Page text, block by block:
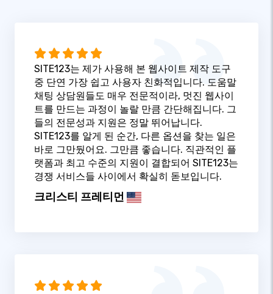
SITE123는 제가 사용해 본 웹사이트 제작 도구
중 단연 가장 쉽고 사용자 친화적입니다. 도움말
채팅 상담원들도 매우 전문적이라, 멋진 웹사이
트를 만드는 과정이 놀랄 만큼 간단해집니다. 그
들의 전문성과 지원은 정말 뛰어납니다.
SITE123를 알게 된 순간, 다른 옵션을 찾는 일은
바로 그만뒀어요. 그만큼 좋습니다. 직관적인 플
랫폼과 최고 수준의 지원이 결합되어 SITE123는
경쟁 서비스들 사이에서 확실히 돋보입니다.
크리스티 프레티먼